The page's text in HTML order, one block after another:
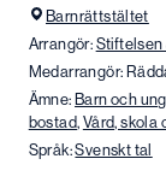
Barnrättstältet
Arrangör:Stiftelsen
Medarrangör:
Ämne:Barn och
bostad,Vård, skola
Språk:Svenskt tal